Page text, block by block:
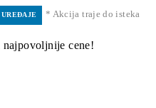
* Akcija traje do isteka
cene!